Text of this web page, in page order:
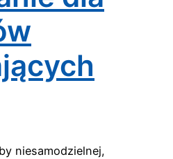
niesamodzielnej,